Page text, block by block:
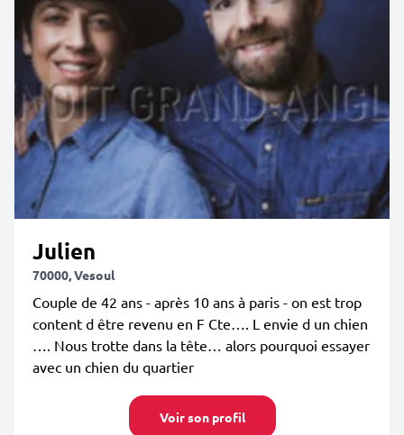
Julien
70000, Vesoul
Couple de 42 ans - après 10 ans à paris - on est trop
content d être revenu en F Cte…. L envie d un chien
…. Nous trotte dans la tête… alors pourquoi essayer
avec un chien du quartier
Voir son profil